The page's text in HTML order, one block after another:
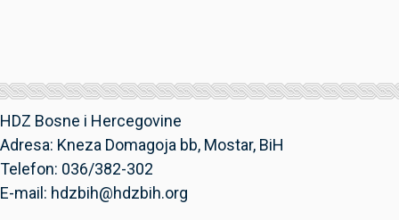
HDZ Bosne i Hercegovine
Adresa: Kneza Domagoja bb, Mostar, BiH
Telefon: 036/382-302
E-mail: hdzbih@hdzbih.org